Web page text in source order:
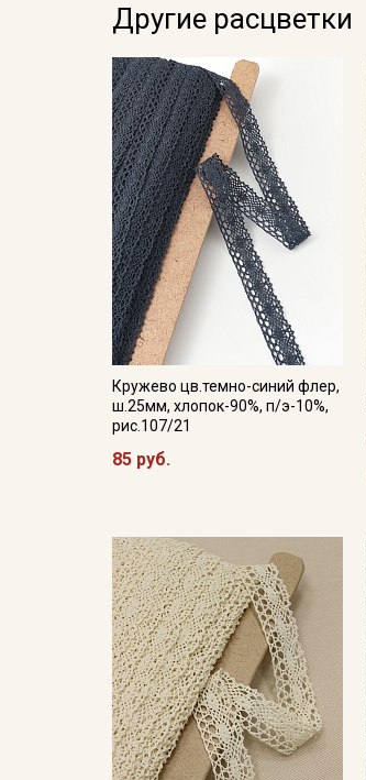
Другие расцветки
Кружево цв.темно-синий флер,
ш.25мм, хлопок-90%, п/э-10%,
рис.107/21
85 руб.